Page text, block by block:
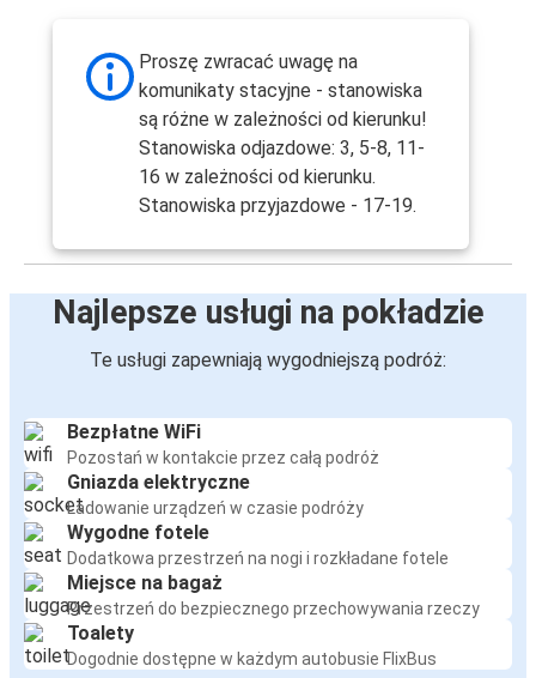
Proszę zwracać uwagę na
komunikaty stacyjne - stanowiska
są różne w zależności od kierunku!
Stanowiska odjazdowe: 3, 5-8, 11-
16 w zależności od kierunku.
Stanowiska przyjazdowe - 17-19.
Najlepsze usługi na pokładzie
Te usługi zapewniają wygodniejszą podróż:
Bezpłatne WiFi
Pozostań w kontakcie przez całą podróż
Gniazda elektryczne
Ładowanie urządzeń w czasie podróży
Wygodne fotele
Dodatkowa przestrzeń na nogi i rozkładane fotele
Miejsce na bagaż
Przestrzeń do bezpiecznego przechowywania rzeczy
Toalety
Dogodnie dostępne w każdym autobusie FlixBus